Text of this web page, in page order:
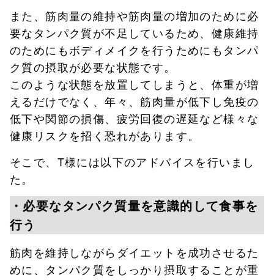
また、筋肉量の維持や筋肉量の増加のために必
要なタンパク質が不足しているため、健康維持
のためにもボディメイクを行うためにもタンパ
ク質の摂取が必要な状態です。
このような状態を放置してしまうと、体重が増
えるだけでなく、年々、筋肉量が低下し免疫の
低下や関節の損傷、疲労回復の遅延など様々な
健康リスクを招く恐れがあります。
そこで、T様には以下のアドバイスを行いまし
た。
・必要なタンパク質量を意識的して食事を
行う
筋肉を維持しながらダイエットを成功させるた
めに、タンパク質をしっかり摂取することが重